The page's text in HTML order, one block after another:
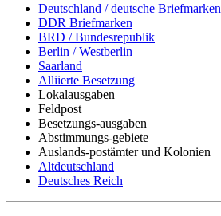
Deutschland / deutsche Briefmarken
DDR Briefmarken
BRD / Bundesrepublik
Berlin / Westberlin
Saarland
Alliierte Besetzung
Lokalausgaben
Feldpost
Besetzungs-ausgaben
Abstimmungs-gebiete
Auslands-postämter und Kolonien
Altdeutschland
Deutsches Reich